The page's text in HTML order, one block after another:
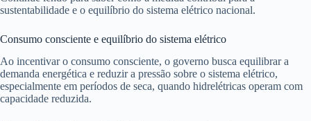
sustentabilidade e o equilíbrio do sistema elétrico nacional.
Consumo consciente e equilíbrio do sistema elétrico
Ao incentivar o consumo consciente, o governo busca equilibrar a
demanda energética e reduzir a pressão sobre o sistema elétrico,
especialmente em períodos de seca, quando hidrelétricas operam com
capacidade reduzida.